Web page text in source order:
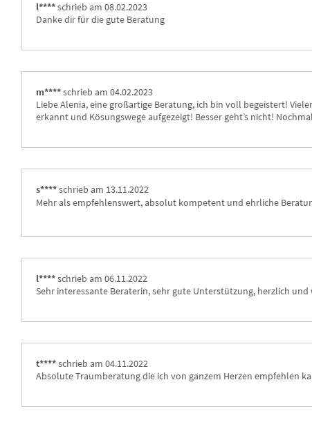
l****schrieb am 08.02.2023
Danke dir für die gute Beratung
m****schrieb am 04.02.2023
Liebe Alenia, eine großartige Beratung, ich bin voll begeistert!
erkannt und Kösungswege aufgezeigt! Besser geht’s nicht!
s****schrieb am 13.11.2022
Mehr als empfehlenswert, absolut kompetent und ehrliche
l****schrieb am 06.11.2022
Sehr interessante Beraterin, sehr gute Unterstützung, herzlich und
t****schrieb am 04.11.2022
Absolute Traumberatung die ich von ganzem Herzen empfehlen